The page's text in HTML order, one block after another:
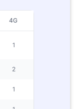
4G
1
2
1